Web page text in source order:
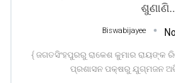
Biswabijayee
{ ଜଗତସିଂହପୁରରୁ ରାକେଶ କୁମାର ରାୟଙ୍କ
ପ୍ରଶାସନ ପକ୍ଷରୁ ଯୁଗ୍ମଜନ